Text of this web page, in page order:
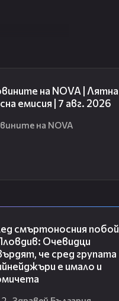
на NOVA | Лятна
емисия | 7 авг. 2026
на NOVA
смъртоносния побой
Очевидци
че сред групата
е имало и